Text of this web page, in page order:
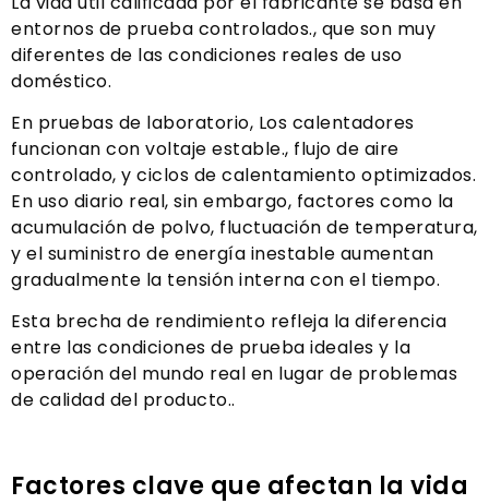
entornos de prueba controlados., que son muy
diferentes de las condiciones reales de uso
doméstico.
En pruebas de laboratorio, Los calentadores
funcionan con voltaje estable., flujo de aire
controlado, y ciclos de calentamiento optimizados.
En uso diario real, sin embargo, factores como la
acumulación de polvo, fluctuación de temperatura,
y el suministro de energía inestable aumentan
gradualmente la tensión interna con el tiempo.
Esta brecha de rendimiento refleja la diferencia
entre las condiciones de prueba ideales y la
operación del mundo real en lugar de problemas
de calidad del producto..
Factores clave que afectan la vida